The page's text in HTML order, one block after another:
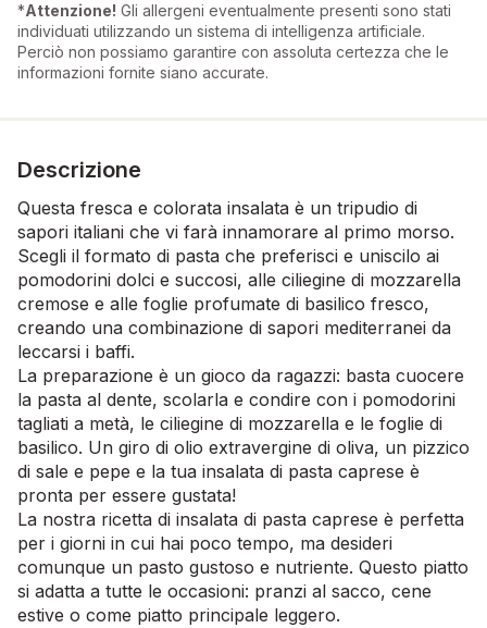
*Attenzione! Gli allergeni eventualmente presenti sono stati
individuati utilizzando un sistema di intelligenza artificiale.
Perciò non possiamo garantire con assoluta certezza che le
informazioni fornite siano accurate.
Descrizione
Questa fresca e colorata insalata è un tripudio di
sapori italiani che vi farà innamorare al primo morso.
Scegli il formato di pasta che preferisci e uniscilo ai
pomodorini dolci e succosi, alle ciliegine di mozzarella
cremose e alle foglie profumate di basilico fresco,
creando una combinazione di sapori mediterranei da
leccarsi i baffi.
La preparazione è un gioco da ragazzi: basta cuocere
la pasta al dente, scolarla e condire con i pomodorini
tagliati a metà, le ciliegine di mozzarella e le foglie di
basilico. Un giro di olio extravergine di oliva, un pizzico
di sale e pepe e la tua insalata di pasta caprese è
pronta per essere gustata!
La nostra ricetta di insalata di pasta caprese è perfetta
per i giorni in cui hai poco tempo, ma desideri
comunque un pasto gustoso e nutriente. Questo piatto
si adatta a tutte le occasioni: pranzi al sacco, cene
estive o come piatto principale leggero.